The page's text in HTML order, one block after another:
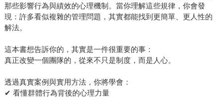
那些影響行為與績效的心理機制。當你理解這些規律，你會發
現：許多看似複雜的管理問題，其實都能找到更簡單、更人性的
解法。
這本書想告訴你的，其實是一件很重要的事：
真正改變一個團隊的，從來不只是制度，而是人心。
透過真實案例與實用方法，你將學會：
✔ 看懂群體行為背後的心理力量